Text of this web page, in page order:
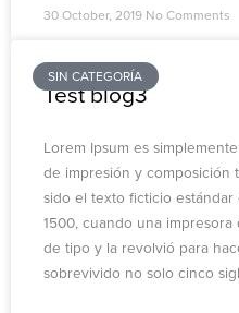
30 October, 2019 No Comments
SIN CATEGORÍA
Test blog3
Lorem Ipsum es
de impresión y composición
sido el texto ficticio
1500, cuando una
de tipo y la revolvió para
sobrevivido no solo cinco